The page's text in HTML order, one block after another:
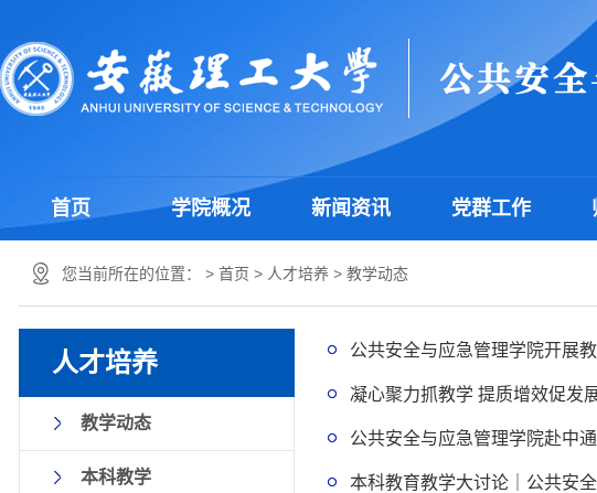
首页 学院概况 新闻资讯 党群工作
您当前所在的位置： > 首页 > 人才培养 > 教学动态
人才培养
教学动态
本科教学
公共安全与应急管理学院开展
凝心聚力抓教学 提质增效促发
公共安全与应急管理学院赴中
本科教育教学大讨论｜公共安